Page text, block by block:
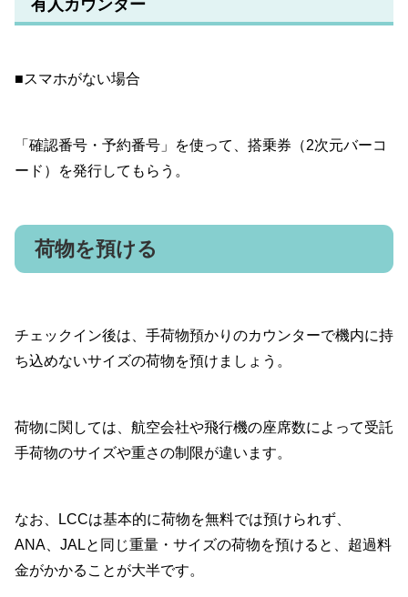
有人カウンター
■スマホがない場合
「確認番号・予約番号」を使って、搭乗券（2次元バーコ
ード）を発行してもらう。
荷物を預ける
チェックイン後は、手荷物預かりのカウンターで機内に持
ち込めないサイズの荷物を預けましょう。
荷物に関しては、航空会社や飛行機の座席数によって受託
手荷物のサイズや重さの制限が違います。
なお、LCCは基本的に荷物を無料では預けられず、
ANA、JALと同じ重量・サイズの荷物を預けると、超過料
金がかかることが大半です。